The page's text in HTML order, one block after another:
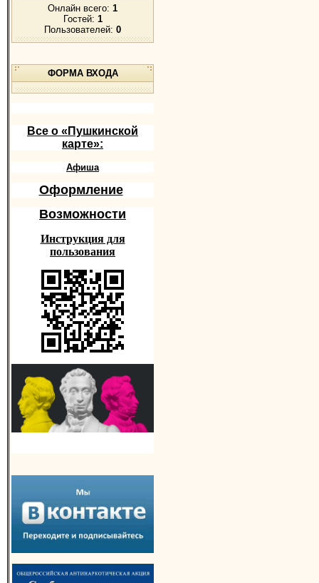
Онлайн всего: 1
Гостей: 1
Пользователей: 0
ФОРМА ВХОДА
Все о «Пушкинской
карте»:
Афиша
Оформление
Возможности
Инструкция для
пользования